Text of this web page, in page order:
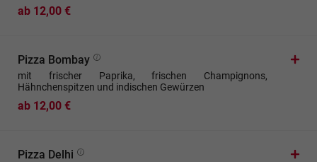
ab 12,00 €
Pizza Bombay
mit frischer Paprika, frischen Champignons,
Hähnchenspitzen und indischen Gewürzen
ab 12,00 €
Pizza Delhi